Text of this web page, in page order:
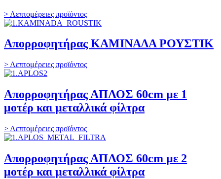
> Λεπτομέρειες προϊόντος
Απορροφητήρας ΚΑΜΙΝΑΔΑ ΡΟΥΣΤΙΚ
> Λεπτομέρειες προϊόντος
Απορροφητήρας ΑΠΛΟΣ 60cm με 1
μοτέρ και μεταλλικά φίλτρα
> Λεπτομέρειες προϊόντος
Απορροφητήρας ΑΠΛΟΣ 60cm με 2
μοτέρ και μεταλλικά φίλτρα